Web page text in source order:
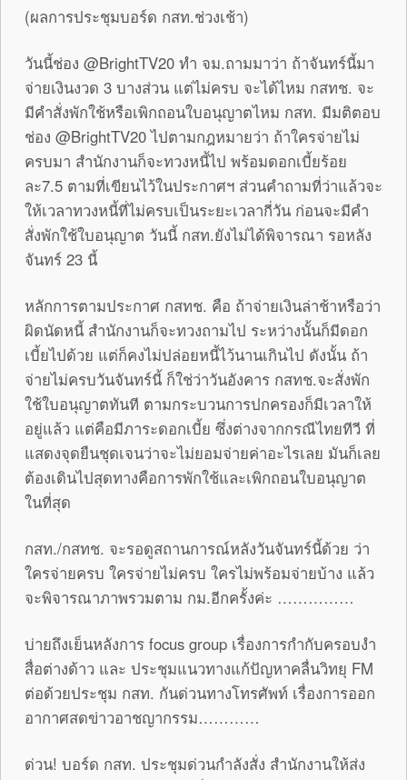
(ผลการประชุมบอร์ด กสท.ช่วงเช้า)
วันนี้ช่อง @BrightTV20 ทำ จม.ถามมาว่า ถ้าจันทร์นี้มา
จ่ายเงินงวด 3 บางส่วน แต่ไม่ครบ จะได้ไหม กสทช. จะ
มีคำสั่งพักใช้หรือเพิกถอนใบอนุญาตไหม กสท. มีมติตอบ
ช่อง @BrightTV20 ไปตามกฎหมายว่า ถ้าใครจ่ายไม่
ครบมา สำนักงานก็จะทวงหนี้ไป พร้อมดอกเบี้ยร้อย
ละ7.5 ตามที่เขียนไว้ในประกาศฯ ส่วนคำถามที่ว่าแล้วจะ
ให้เวลาทวงหนี้ที่ไม่ครบเป็นระยะเวลากี่วัน ก่อนจะมีคำ
สั่งพักใช้ใบอนุญาต วันนี้ กสท.ยังไม่ได้พิจารณา รอหลัง
จันทร์ 23 นี้
หลักการตามประกาศ กสทช. คือ ถ้าจ่ายเงินล่าช้าหรือว่า
ผิดนัดหนี้ สำนักงานก็จะทวงถามไป ระหว่างนั้นก็มีดอก
เบี้ยไปด้วย แต่ก็คงไม่ปล่อยหนี้ไว้นานเกินไป ดังนั้น ถ้า
จ่ายไม่ครบวันจันทร์นี้ ก็ใช่ว่าวันอังคาร กสทช.จะสั่งพัก
ใช้ใบอนุญาตทันที ตามกระบวนการปกครองก็มีเวลาให้
อยู่แล้ว แต่คือมีภาระดอกเบี้ย ซึ่งต่างจากกรณีไทยทีวี ที่
แสดงจุดยืนชุดเจนว่าจะไม่ยอมจ่ายค่าอะไรเลย มันก็เลย
ต้องเดินไปสุดทางคือการพักใช้และเพิกถอนใบอนุญาต
ในที่สุด
กสท./กสทช. จะรอดูสถานการณ์หลังวันจันทร์นี้ด้วย ว่า
ใครจ่ายครบ ใครจ่ายไม่ครบ ใครไม่พร้อมจ่ายบ้าง แล้ว
จะพิจารณาภาพรวมตาม กม.อีกครั้งค่ะ ……………
บ่ายถึงเย็นหลังการ focus group เรื่องการกำกับครอบงำ
สื่อต่างด้าว และ ประชุมแนวทางแก้ปัญหาคลื่นวิทยุ FM
ต่อด้วยประชุม กสท. กันด่วนทางโทรศัพท์ เรื่องการออก
อากาศสดข่าวอาชญากรรม…………
ด่วน! บอร์ด กสท. ประชุมด่วนกำลังสั่ง สำนักงานให้ส่ง